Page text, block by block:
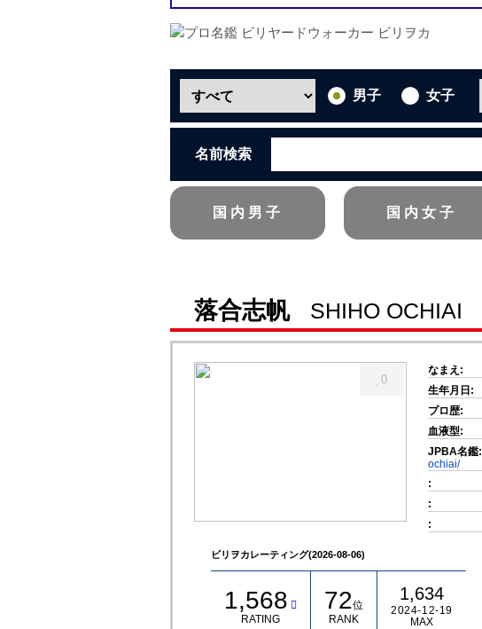
男子 女子
名前検索
国内男子 国内女子
落合志帆 SHIHO OCHIAI
0
なまえ:
生年月日:
プロ歴:
血液型:
JPBA名鑑:
ochiai/
:
:
:
ビリヲカレーティング(2026-08-06)
1,568
RATING
72位
RANK
1,634
2024-12-19
MAX